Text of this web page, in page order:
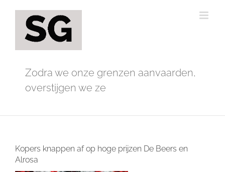
Zodra we onze grenzen aanvaarden,
overstijgen we ze
Kopers knappen af op hoge prijzen De Beers en
Alrosa